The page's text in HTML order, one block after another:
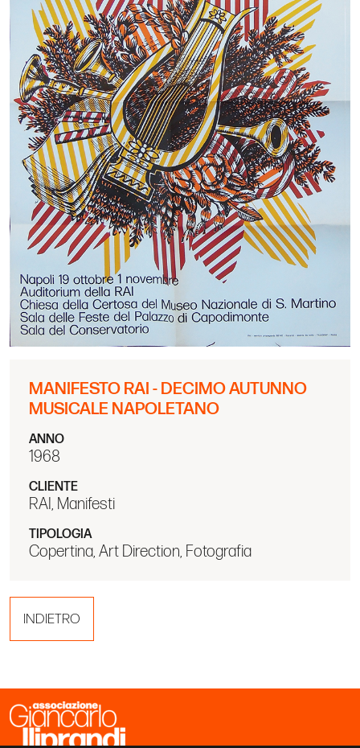
MANIFESTO RAI - DECIMO AUTUNNO
MUSICALE NAPOLETANO
ANNO
1968
CLIENTE
RAI, Manifesti
TIPOLOGIA
Copertina, Art Direction, Fotografia
INDIETRO